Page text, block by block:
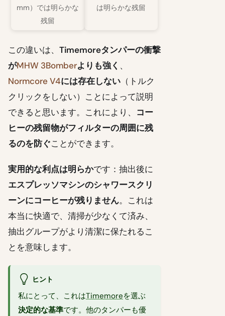
mm）では明らかな
残留
は明らかな残留
この違いは、 Timemoreタンパーの衝撃
がMHW 3Bomberよりも強く 、
Normcore V4には存在しない （トルク
クリックをしない）ことによって説明
できると思います。これにより、 コー
ヒーの残留物がフィルターの周囲に残
るのを防ぐことができます。
実用的な利点は明らかです：抽出後に
エスプレッソマシンのシャワースクリ
ーンにコーヒーが残りません。これは
本当に快適で、清掃が少なくて済み、
抽出グループがより清潔に保たれるこ
とを意味します。
ヒント
私にとって、これはTimemoreを選ぶ
決定的な基準です。他のタンパーも優